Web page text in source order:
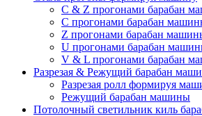
С & Z прогонами барабан
С прогонами барабан
Z прогонами барабан
U прогонами барабан
V & L прогонами барабан
Разрезая & Режущий барабан
Разрезая ролл формируя
Режущий барабан машины
Потолочный светильник киль